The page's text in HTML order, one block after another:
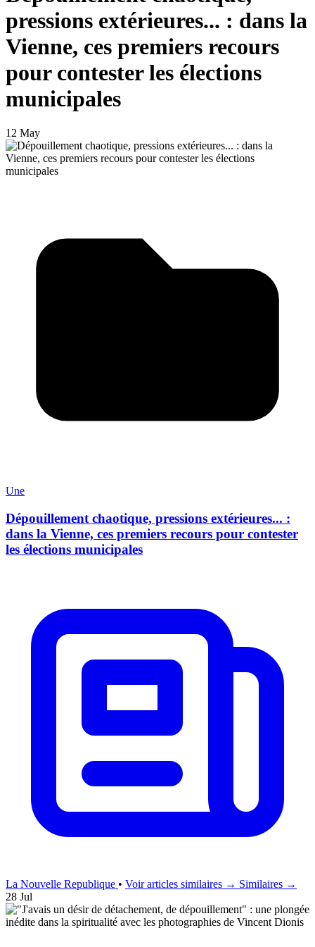
pressions extérieures... : dans la
Vienne, ces premiers recours
pour contester les élections
municipales
12 May
Une
Dépouillement chaotique, pressions extérieures... :
dans la Vienne, ces premiers recours pour contester
les élections municipales
La Nouvelle Republique • Voir articles similaires → Similaires →
28 Jul